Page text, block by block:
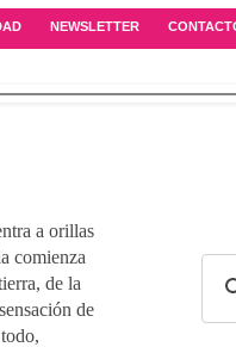
NEWSLETTER
a orillas
comienza
de la
de